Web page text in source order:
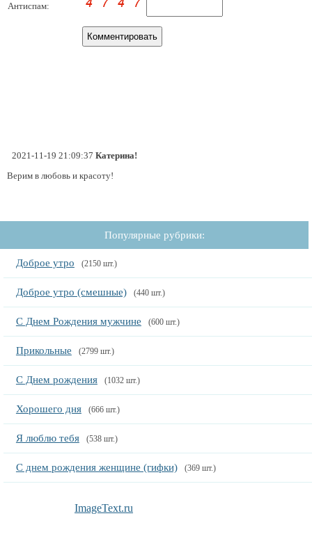
Антиспам:
2021-11-19 21:09:37 Катерина!
Верим в любовь и красоту!
Популярные рубрики:
Доброе утро (2150 шт.)
Доброе утро (смешные) (440 шт.)
С Днем Рождения мужчине (600 шт.)
Прикольные (2799 шт.)
С Днем рождения (1032 шт.)
Хорошего дня (666 шт.)
Я люблю тебя (538 шт.)
С днем рождения женщине (гифки) (369 шт.)
ImageText.ru